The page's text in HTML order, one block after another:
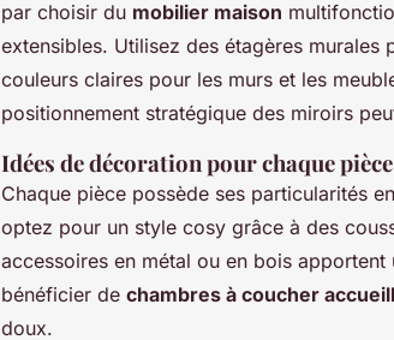
par choisir du mobilier maison
extensibles. Utilisez des étagères
couleurs claires pour les murs et les
positionnement stratégique des miroirs
Idées de décoration pour chaque
Chaque pièce possède ses particularités
optez pour un style cosy grâce à des
accessoires en métal ou en bois
bénéficier de chambres à coucher
doux.